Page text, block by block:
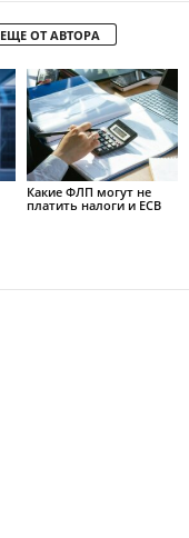
ЕЩЕ ОТ АВТОРА
Какие ФЛП могут не
платить налоги и ЕСВ